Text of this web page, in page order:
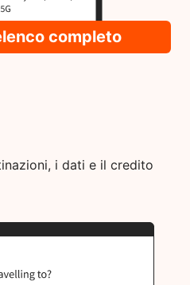
completo
i dati e il credito